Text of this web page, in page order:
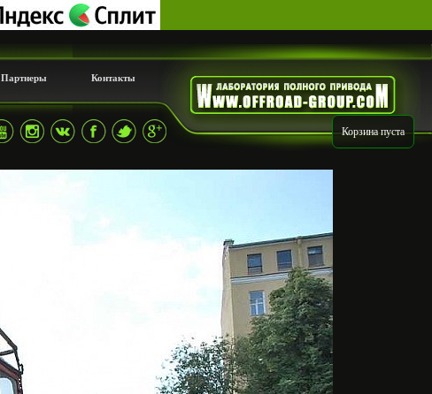
Партнеры Контакты
Корзина пуста